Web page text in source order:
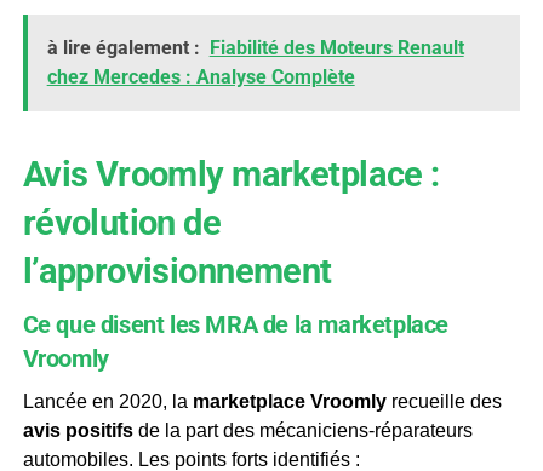
à lire également : Fiabilité des Moteurs Renault
chez Mercedes : Analyse Complète
Avis Vroomly marketplace :
révolution de
l’approvisionnement
Ce que disent les MRA de la marketplace
Vroomly
Lancée en 2020, la marketplace Vroomlyrecueille des
avis positifsde la part des mécaniciens-réparateurs
automobiles. Les points forts identifiés :